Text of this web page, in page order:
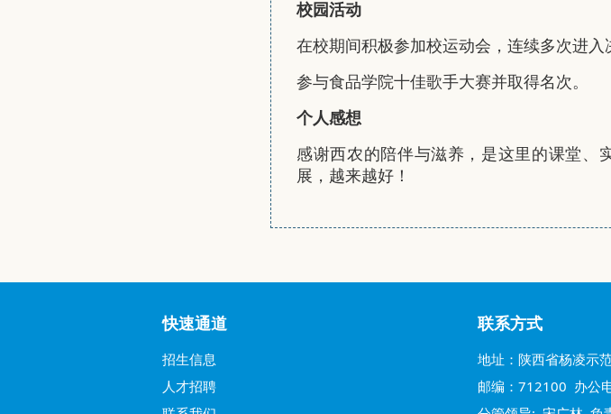
校园活动
在校期间积极参加校运动会，连续多次进入
参与食品学院十佳歌手大赛并取得名次。
个人感想
感谢西农的陪伴与滋养，是这里的课堂、
展，越来越好！
快速通道
招生信息
人才招聘
联系方式
地址：陕西省杨凌示
邮编：712100 办公